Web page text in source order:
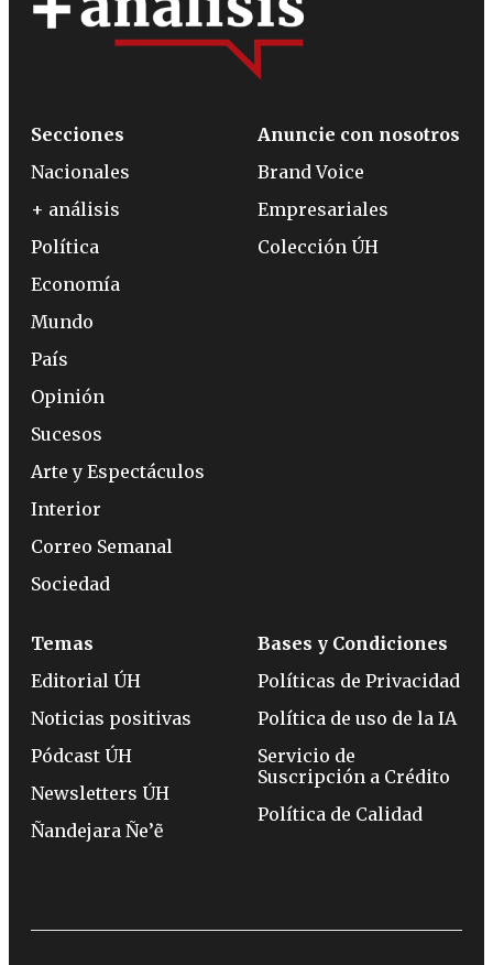
Secciones
Nacionales
+ análisis
Política
Economía
Mundo
País
Opinión
Sucesos
Arte y Espectáculos
Interior
Correo Semanal
Sociedad
Anuncie con nosotros
Brand Voice
Empresariales
Colección ÚH
Temas
Editorial ÚH
Noticias positivas
Pódcast ÚH
Newsletters ÚH
Ñandejara Ñe’ẽ
Bases y Condiciones
Políticas de Privacidad
Política de uso de la IA
Servicio de
Suscripción a Crédito
Política de Calidad